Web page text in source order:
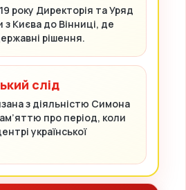
року Директорія та Уряд
з Києва до Вінниці, де
рішення.
слід
з діяльністю Симона
про період, коли
української